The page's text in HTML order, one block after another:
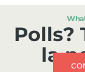
Polls?
la